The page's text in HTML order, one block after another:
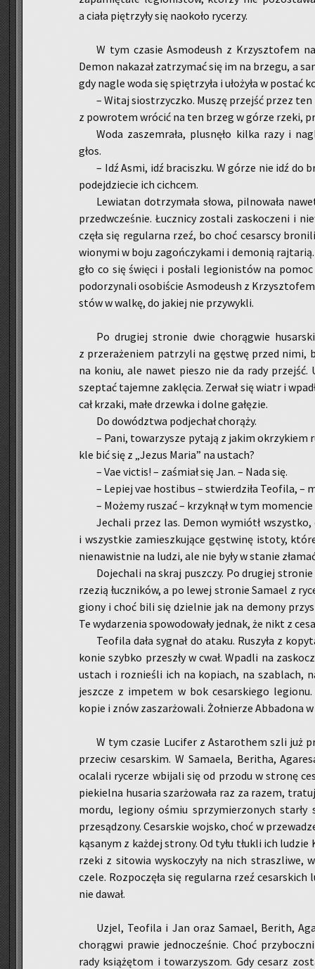
a ciała pię­trzy­ły się na­oko­ło ry­ce­rzy.
W tym cza­sie Asmo­deush z Krzysz­to­fem
Demon na­ka­zał za­trzy­mać się im na brze­gu, a
gdy nagle woda się spię­trzy­ła i uło­ży­ła w po­stać
– Witaj sio­strzycz­ko. Muszę przejść przez
z po­wro­tem wró­cić na ten brzeg w górze rzeki,
Woda za­szem­ra­ła, plu­snę­ło kilka razy i
głos.
– Idź Asmi, idź bra­cisz­ku. W górze nie idź do
po­dej­dzie­cie ich cich­cem.
Le­wia­tan do­trzy­ma­ła słowa, pil­no­wa­ła
przed­wcze­śnie. Łucz­ni­cy zo­sta­li za­sko­cze­ni i
czę­ła się re­gu­lar­na rzeź, bo choć ce­sar­scy
wio­ny­mi w boju za­goń­czy­ka­mi i de­mo­nią
gło co się świę­ci i po­sła­li le­gio­ni­stów na
po­do­rzy­na­li oso­bi­ście Asmo­deush z
stów w walkę, do ja­kiej nie przy­wy­kli.
Po dru­giej stro­nie dwie cho­rą­gwie
z prze­ra­że­niem pa­trzy­li na gę­stwę przed nimi,
na koniu, ale nawet pie­szo nie da rady przejść.
szep­tać ta­jem­ne za­klę­cia. Ze­rwał się wiatr i
cał krza­ki, małe drzew­ka i dolne ga­łę­zie.
Do do­wódz­twa pod­je­chał cho­rą­ży.
– Pani, to­wa­rzy­sze py­ta­ją z jakim okrzy­kiem
kle bić się z „Jezus Maria” na ustach?
– Vae vic­tis! – za­śmiał się Jan. – Nada się.
– Le­piej vae ho­sti­bus – stwier­dzi­ła Teo­fi­la, –
– Mo­że­my ru­szać – krzyk­nął w tym
Je­cha­li przez las. Demon wy­miótł
i wszyst­kie za­miesz­ku­ją­ce gę­stwi­nę isto­ty,
nie­na­wist­nie na ludzi, ale nie były w sta­nie
Do­je­cha­li na skraj pusz­czy. Po dru­giej
rze­zią łucz­ni­ków, a po lewej stro­nie Sa­ma­el z
gio­ny i choć bili się dziel­nie jak na de­mo­ny
Te wy­da­rze­nia spo­wo­do­wa­ły jed­nak, że nikt z
Teo­fi­la dała sy­gnał do ataku. Ru­szy­ła z
konie szyb­ko prze­szły w cwał. Wpa­dli na
ustach i roz­nie­śli ich na ko­piach, na sza­blach,
jesz­cze z im­pe­tem w bok ce­sar­skie­go
kopie i znów za­szar­żo­wa­li. Żoł­nie­rze Ab­ba­do­na
W tym cza­sie Lu­ci­fer z Asta­ro­them szli już
prze­ciw ce­sar­skim. W Sa­ma­ela, Be­ri­tha,
oca­la­li ry­ce­rze wbi­ja­li się od przo­du w stro­nę
pie­kiel­na hu­sa­ria szar­żo­wa­ła raz za razem,
mordu, le­gio­ny ośmiu sprzy­mie­rzo­nych
prze­są­dzo­ny. Ce­sar­skie woj­sko, choć w
ką­sa­nym z każ­dej stro­ny. Od tyłu tłu­kli ich
rzeki z si­to­wia wy­sko­czy­ły na nich strasz­li­we,
czele. Roz­po­czę­ła się re­gu­lar­na rzeź
nie dawał.
Uzjel, Teo­fi­la i Jan oraz Sa­ma­el, Be­rith,
cho­rą­gwi pra­wie jed­no­cze­śnie. Choć
rady ksią­żę­tom i to­wa­rzy­szom. Gdy ce­sarz